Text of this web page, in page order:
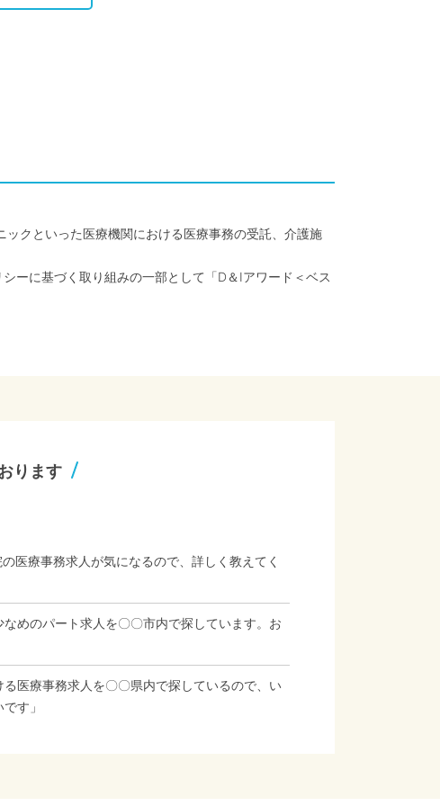
クといった医療機関における医療事務の受託、介護施
ーに基づく取り組みの一部として「D＆Iアワード＜ベス
ります
医療事務求人が気になるので、詳しく教えてく
なめのパート求人を〇〇市内で探しています。お
る医療事務求人を〇〇県内で探しているので、い
す」